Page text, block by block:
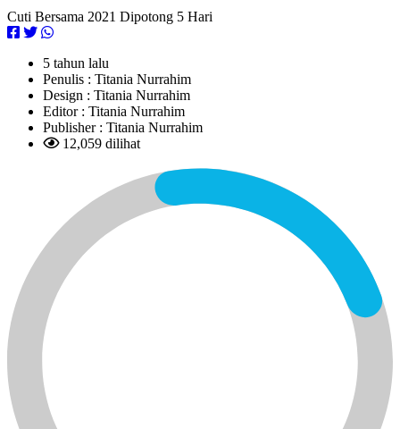
Cuti Bersama 2021 Dipotong 5 Hari
5 tahun lalu
Penulis : Titania Nurrahim
Design : Titania Nurrahim
Editor : Titania Nurrahim
Publisher : Titania Nurrahim
12,059 dilihat